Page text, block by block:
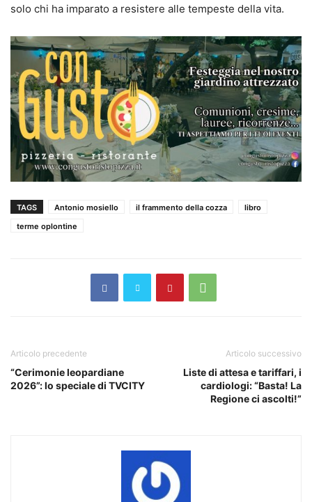
solo chi ha imparato a resistere alle tempeste della vita.
TAGS Antonio mosiello il frammento della cozza
libro
terme oplontine
Articolo precedente
“Cerimonie leopardiane
2026”: lo speciale di TVCITY
Articolo successivo
Liste di attesa e tariffari, i
cardiologi: “Basta! La
Regione ci ascolti!”